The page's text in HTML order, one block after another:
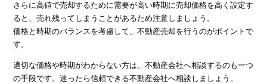
さらに高値で売却するために需要が高い時期に売却価格を高く設定す
ると、売れ残ってしまうことがあるため注意しましょう。
価格と時期のバランスを考慮して、不動産売却を行うのがポイントで
す。
適切な価格や時期がわからない方は、不動産会社へ相談するのも一つ
の手段です。迷ったら信頼できる不動産会社へ相談しましょう。